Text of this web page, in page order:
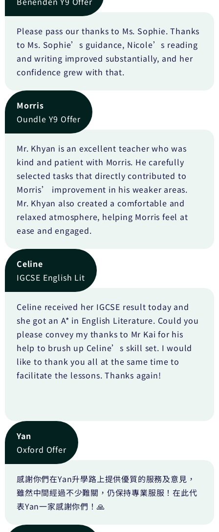
Please pass our thanks to Ms. Sophie. Thanks
to Ms. Sophie’s guidance, Nicole’s reading
and writing improved substantially, and her
confidence grew with that.
Morris
Oundle Y9 Offer
Mr. Khyan is an excellent teacher who was
kind and patient with Morris. He carefully
selected tasks that directly contributed to
Morris’ improvement in his weaker areas.
Mr. Khyan also created a comfortable and
relaxed atmosphere, helping Morris feel at
ease and engaged.
Celine
IGCSE English Lit
Celine received her IGCSE result today and
she got an A* in English Literature. Could you
please convey my thanks to Mr Kai for his
help to brush up Celine’s skill set. I would
like to thank you all at the same time to
facilitate the lessons. Thanks again!
Yan
Oxford Offer
感謝你們在Yan升學路上提供優質的服務及意見，
雖然中間經過不少難關，仍保持專業服服！在此代
表Yan一家感謝你們！🙏